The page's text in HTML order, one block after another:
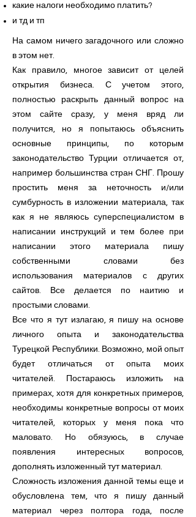
какие налоги необходимо платить?
и тд и тп
На самом ничего загадочного или сложно
в этом нет.
Как правило, многое зависит от целей
открытия бизнеса. С учетом этого,
полностью раскрыть данный вопрос на
этом сайте сразу, у меня вряд ли
получится, но я попытаюсь объяснить
основные принципы, по которым
законодательство Турции отличается от,
например большинства стран СНГ. Прошу
простить меня за неточность и/или
сумбурность в изложении материала, так
как я не являюсь суперспециалистом в
написании инструкций и тем более при
написании этого материала пишу
собственными словами без
использования материалов с других
сайтов. Все делается по наитию и
простыми словами.
Все что я тут излагаю, я пишу на основе
личного опыта и законодательства
Турецкой Республики. Возможно, мой опыт
будет отличаться от опыта моих
читателей. Постараюсь изложить на
примерах, хотя для конкретных примеров,
необходимы конкретные вопросы от моих
читателей, которых у меня пока что
маловато. Но обязуюсь, в случае
появления интересных вопросов,
дополнять изложенный тут материал.
Сложность изложения данной темы еще и
обусловлена тем, что я пишу данный
материал через полтора года, после